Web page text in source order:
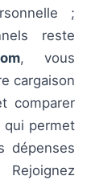
;
reste
, vous
cargaison
comparer
qui permet
dépenses